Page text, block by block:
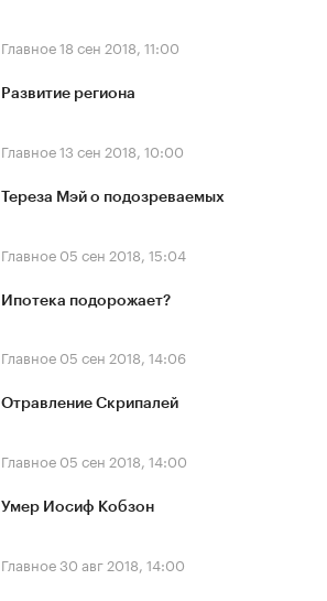
Главное18 сен 2018, 11:00
Развитие региона
Главное13 сен 2018, 10:00
Тереза Мэй о подозреваемых
Главное 05 сен 2018, 15:04
Ипотека подорожает?
Главное 05 сен 2018, 14:06
Отравление Скрипалей
Главное 05 сен 2018, 14:00
Умер Иосиф Кобзон
Главное30 авг 2018, 14:00